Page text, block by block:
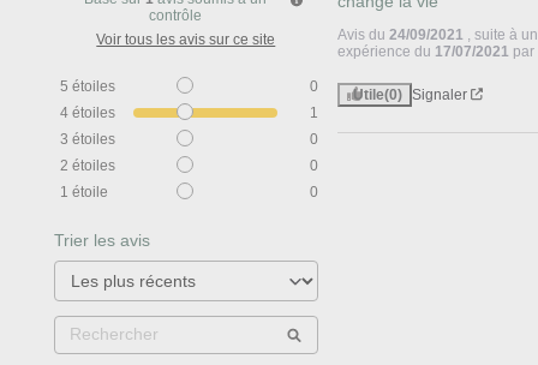
contrôle
Voir tous les avis sur ce site
5 étoiles
0
4 étoiles
1
3 étoiles
0
2 étoiles
0
1 étoile 0
Trier les avis
Avis du24/09/2021
, suite à
expérience du 17/07/2021 par
Utile(0) Signaler